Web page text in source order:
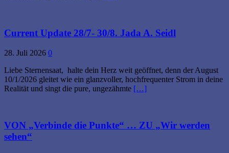
Current Update 28/7- 30/8. Jada A. Seidl
28. Juli 2026 0
Liebe Sternensaat, halte dein Herz weit geöffnet, denn der August
10/1/2026 gleitet wie ein glanzvoller, hochfrequenter Strom in deine
Realität und singt die pure, ungezähmte […]
VON „Verbinde die Punkte“ … ZU „Wir werden
sehen“